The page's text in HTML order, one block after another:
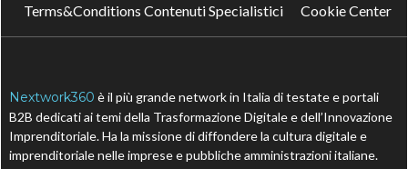
Terms&Conditions Contenuti Specialistici
Cookie Center
Nextwork360 è il più grande network in Italia di testate e portali
B2B dedicati ai temi della Trasformazione Digitale e dell’Innovazione
Imprenditoriale. Ha la missione di diffondere la cultura digitale e
imprenditoriale nelle imprese e pubbliche amministrazioni italiane.